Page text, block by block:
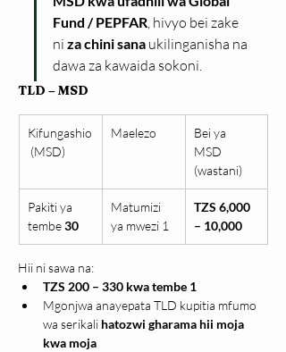
Fund / PEPFAR, hivyo bei zake
ni za chini sana ukilinganisha na
dawa za kawaida sokoni.
TLD – MSD
Kifungashio
(MSD)
Maelezo
Bei ya
MSD
(wastani)
Pakiti ya
tembe 30
Matumizi
ya mwezi 1
TZS 6,000
– 10,000
Hii ni sawa na:
TZS 200 – 330 kwa tembe 1
Mgonjwa anayepata TLD kupitia mfumo
wa serikali hatozwi gharama hii moja
kwa moja